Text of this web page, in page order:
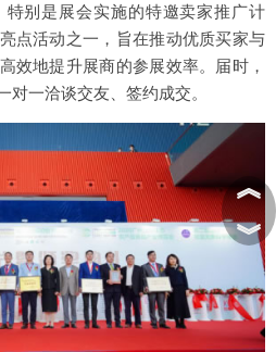
别是展会实施的特邀卖家推广计
点活动之一，旨在推动优质买家与
效地提升展商的参展效率。届时，
一洽谈交友、签约成交。
︽
︾